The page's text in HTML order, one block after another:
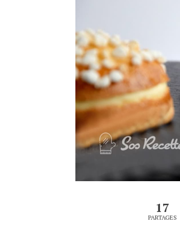
17
PARTAGES